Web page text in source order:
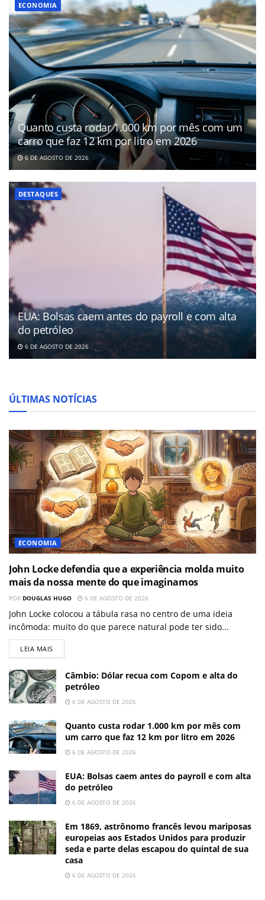
ECONOMIA
Quanto custa rodar 1.000 km por mês com um
carro que faz 12 km por litro em 2026
6 DE AGOSTO DE 2026
DESTAQUES
EUA: Bolsas caem antes do payroll e com alta
do petróleo
6 DE AGOSTO DE 2026
ÚLTIMAS NOTÍCIAS
ECONOMIA
John Locke defendia que a experiência molda muito
mais da nossa mente do que imaginamos
POR DOUGLAS HUGO 6 DE AGOSTO DE 2026
John Locke colocou a tábula rasa no centro de uma ideia
incômoda: muito do que parece natural pode ter sido...
LEIA MAIS
Câmbio: Dólar recua com Copom e alta do
petróleo
6 DE AGOSTO DE 2026
Quanto custa rodar 1.000 km por mês com
um carro que faz 12 km por litro em 2026
6 DE AGOSTO DE 2026
EUA: Bolsas caem antes do payroll e com alta
do petróleo
6 DE AGOSTO DE 2026
Em 1869, astrônomo francês levou mariposas
europeias aos Estados Unidos para produzir
seda e parte delas escapou do quintal de sua
casa
6 DE AGOSTO DE 2026